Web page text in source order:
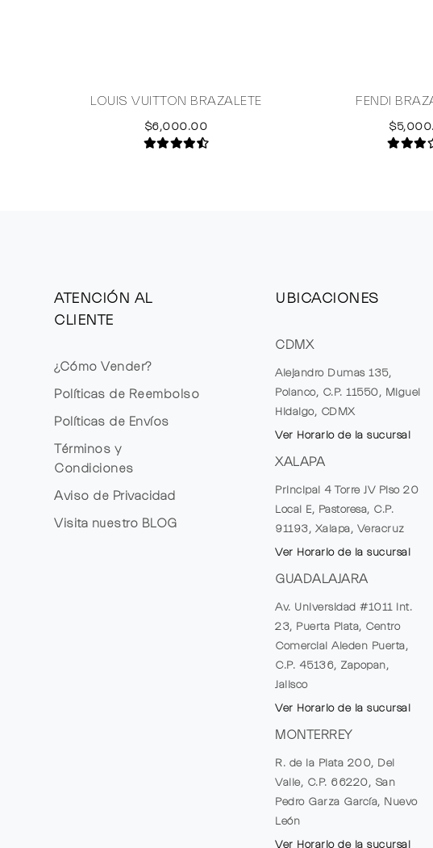
LOUIS VUITTON BRAZALETE
$6,000.00
FENDI
ATENCIÓN AL
CLIENTE
¿Cómo Vender?
Políticas de Reembolso
Políticas de Envíos
Términos y
Condiciones
Aviso de Privacidad
Visita nuestro BLOG
UBICACIONES
CDMX
Alejandro Dumas 135,
Polanco, C.P. 11550, Miguel
Hidalgo, CDMX
Ver Horario de la sucursal
XALAPA
Principal 4 Torre JV Piso 20
Local E, Pastoresa, C.P.
91193, Xalapa, Veracruz
Ver Horario de la sucursal
GUADALAJARA
Av. Universidad #1011 Int.
23, Puerta Plata, Centro
Comercial Aleden Puerta,
C.P. 45136, Zapopan,
Jalisco
Ver Horario de la sucursal
MONTERREY
R. de la Plata 200, Del
Valle, C.P. 66220, San
Pedro Garza García, Nuevo
León
Ver Horario de la sucursal